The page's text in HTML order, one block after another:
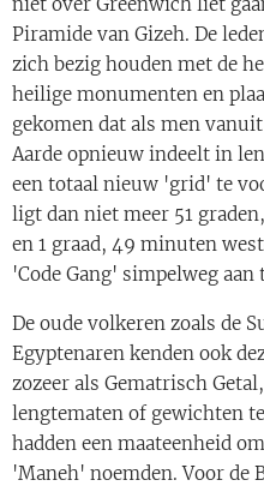
Piramide van Gizeh. De
zich bezig houden met de
heilige monumenten en
gekomen dat als men
Aarde opnieuw indeelt in
een totaal nieuw 'grid' te
ligt dan niet meer 51
en 1 graad, 49 minuten
'Code Gang' simpelweg
De oude volkeren zoals de
Egyptenaren kenden ook
zozeer als Gematrisch
lengtematen of gewichten
hadden een maateenheid
'Maneh' noemden. Voor de